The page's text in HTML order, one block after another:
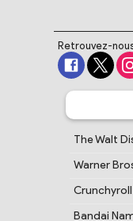
Retrouvez-
The Walt
Warner
Crunchyroll
Bandai